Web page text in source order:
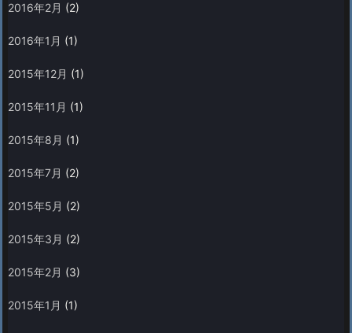
2016年2月 (2)
2016年1月 (1)
2015年12月 (1)
2015年11月 (1)
2015年8月 (1)
2015年7月 (2)
2015年5月 (2)
2015年3月 (2)
2015年2月 (3)
2015年1月 (1)